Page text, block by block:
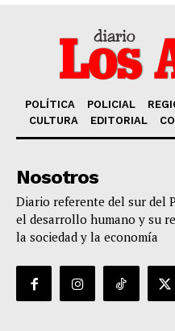
POLÍTICA POLICIAL
CULTURA
EDITORIAL
Nosotros
Diario referente del sur del
el desarrollo humano y su
la sociedad y la economía